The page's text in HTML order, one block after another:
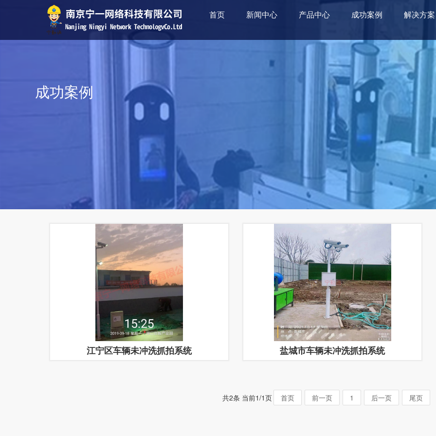
首页 新闻中心 产品中心 成功案例 解决方案
成功案例
江宁区车辆未冲洗抓拍系统 盐城市车辆未冲洗抓拍系统
共2条 当前1/1页 首页 前一页 1 后一页 尾页